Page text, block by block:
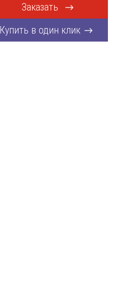
Заказать
Купить в один клик